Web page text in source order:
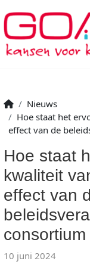
Nieuws
Hoe staat het
effect van de
Hoe staat
kwaliteit
effect van
10 juni 2024